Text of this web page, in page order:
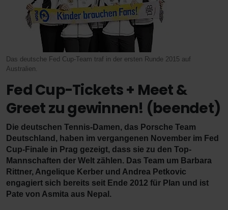
Das deutsche Fed Cup-Team traf in der ersten Runde 2015 auf
Australien.
Fed Cup-Tickets + Meet &
Greet zu gewinnen! (beendet)
Die deutschen Tennis-Damen, das Porsche Team
Deutschland, haben im vergangenen November im Fed
Cup-Finale in Prag gezeigt, dass sie zu den Top-
Mannschaften der Welt zählen. Das Team um Barbara
Rittner, Angelique Kerber und Andrea Petkovic
engagiert sich bereits seit Ende 2012 für Plan und ist
Pate von Asmita aus Nepal.